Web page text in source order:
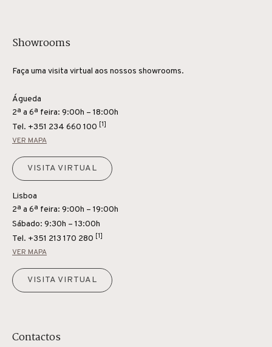
Showrooms
Faça uma visita virtual aos nossos showrooms.
Águeda
2ª a 6ª feira: 9:00h – 18:00h
Tel. +351 234 660 100 [1]
VER MAPA
VISITA VIRTUAL
Lisboa
2ª a 6ª feira: 9:00h – 19:00h
Sábado: 9:30h – 13:00h
Tel. +351 213 170 280 [1]
VER MAPA
VISITA VIRTUAL
Contactos